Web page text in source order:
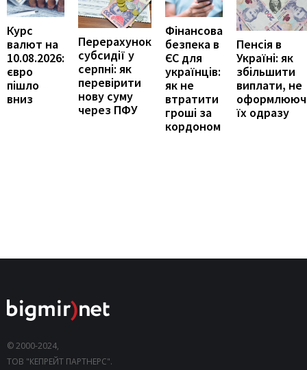
Курс
валют на
10.08.2026:
євро
пішло
вниз
Перерахунок
субсидії у
серпні: як
перевірити
нову суму
через ПФУ
Фінансова
безпека в
ЄС для
українців:
як не
втратити
гроші за
кордоном
Пенсія в
Україні: як
збільшити
виплати, не
їх одразу
© 2000-2024,
ТОВ "КЕПРЕЙТ ПАРТНЕРС".